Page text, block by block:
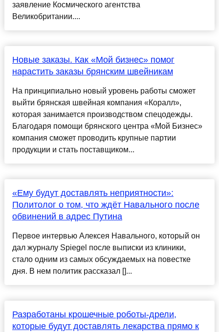
заявление Космического агентства
Великобритании....
Новые заказы. Как «Мой бизнес» помог
нарастить заказы брянским швейникам
На принципиально новый уровень работы сможет
выйти брянская швейная компания «Коралл»,
которая занимается производством спецодежды.
Благодаря помощи брянского центра «Мой Бизнес»
компания сможет проводить крупные партии
продукции и стать поставщиком...
«Ему будут доставлять неприятности»:
Политолог о том, что ждёт Навального после
обвинений в адрес Путина
Первое интервью Алексея Навального, который он
дал журналу Spiegel после выписки из клиники,
стало одним из самых обсуждаемых на повестке
дня. В нем политик рассказал []...
Разработаны крошечные роботы-дрели,
которые будут доставлять лекарства прямо к